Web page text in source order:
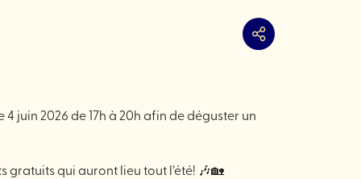
Partager
juin 2026 de 17h à 20h afin de déguster un
gratuits qui auront lieu tout l’été! 🎶🏡